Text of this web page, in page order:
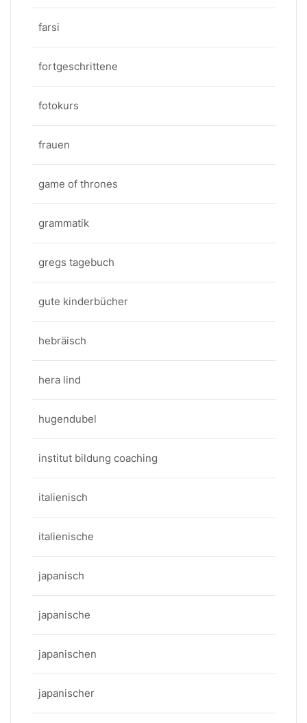
farsi
fortgeschrittene
fotokurs
frauen
game of thrones
grammatik
gregs tagebuch
gute kinderbücher
hebräisch
hera lind
hugendubel
institut bildung coaching
italienisch
italienische
japanisch
japanische
japanischen
japanischer